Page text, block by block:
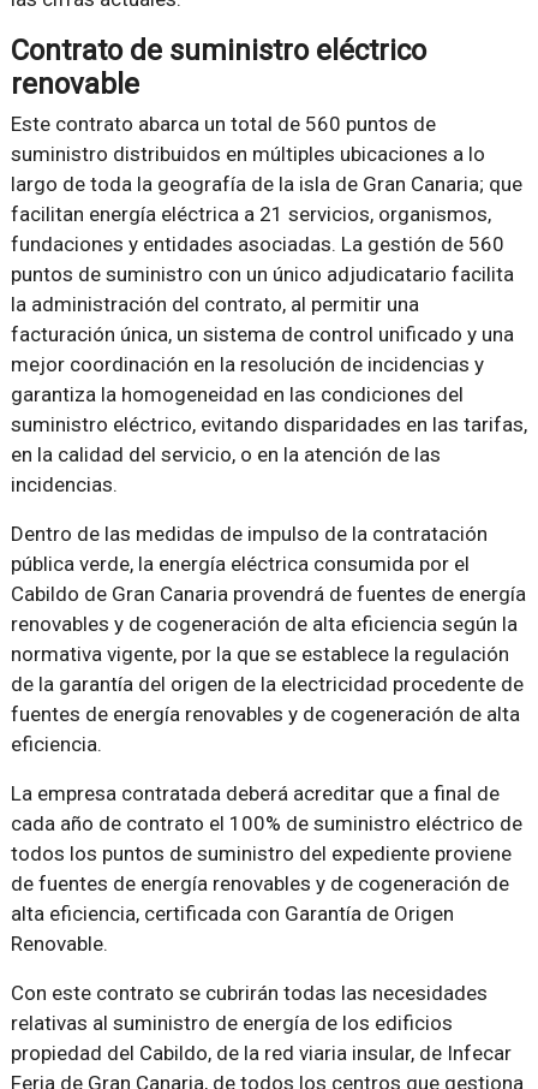
Contrato de suministro eléctrico
renovable
Este contrato abarca un total de 560 puntos de
suministro distribuidos en múltiples ubicaciones a lo
largo de toda la geografía de la isla de Gran Canaria; que
facilitan energía eléctrica a 21 servicios, organismos,
fundaciones y entidades asociadas. La gestión de 560
puntos de suministro con un único adjudicatario facilita
la administración del contrato, al permitir una
facturación única, un sistema de control unificado y una
mejor coordinación en la resolución de incidencias y
garantiza la homogeneidad en las condiciones del
suministro eléctrico, evitando disparidades en las tarifas,
en la calidad del servicio, o en la atención de las
incidencias.
Dentro de las medidas de impulso de la contratación
pública verde, la energía eléctrica consumida por el
Cabildo de Gran Canaria provendrá de fuentes de energía
renovables y de cogeneración de alta eficiencia según la
normativa vigente, por la que se establece la regulación
de la garantía del origen de la electricidad procedente de
fuentes de energía renovables y de cogeneración de alta
eficiencia.
La empresa contratada deberá acreditar que a final de
cada año de contrato el 100% de suministro eléctrico de
todos los puntos de suministro del expediente proviene
de fuentes de energía renovables y de cogeneración de
alta eficiencia, certificada con Garantía de Origen
Renovable.
Con este contrato se cubrirán todas las necesidades
relativas al suministro de energía de los edificios
propiedad del Cabildo, de la red viaria insular, de Infecar
Feria de Gran Canaria, de todos los centros que gestiona